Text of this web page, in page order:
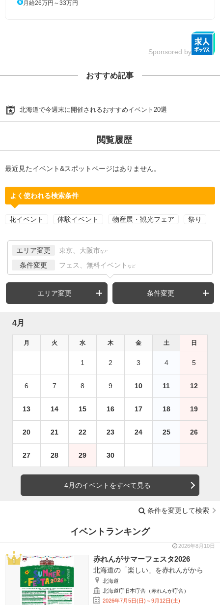
月給26万円～33万円
Sponsored by
おすすめ記事
北海道で今週末に開催されるおすすめイベント20選
閲覧履歴
最近見たイベント&スポットページはありません。
よく使われる検索条件
花イベント 体験イベント 物産展・観光フェア 祭り
エリア変更 東京、大阪市 など
条件変更 フェス、無料イベント など
エリア変更 条件変更
4月
月 火 水 木 金 土 日
1 2 3 4 5
6 7 8 9 10 11 12
13 14 15 16 17 18 19
20 21 22 23 24 25 26
27 28 29 30
4月のイベントをすべて見る
条件を変更して検索
イベントランキング
2026年8月10日
赤れんがサマーフェスタ2026
北海道の「楽しい」を赤れんがから
北海道
北海道庁旧本庁舎（赤れんが庁舎）
2026年7月5日(日)～9月12日(土)